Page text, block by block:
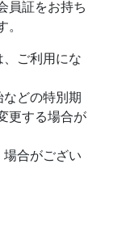
員証をお持ち
ご利用にな
どの特別期
更する場合が
合がござい